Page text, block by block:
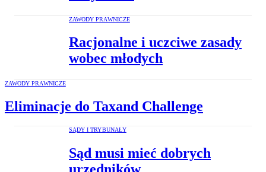
ZAWODY PRAWNICZE
Racjonalne i uczciwe zasady
wobec młodych
ZAWODY PRAWNICZE
Eliminacje do Taxand Challenge
SĄDY I TRYBUNAŁY
Sąd musi mieć dobrych